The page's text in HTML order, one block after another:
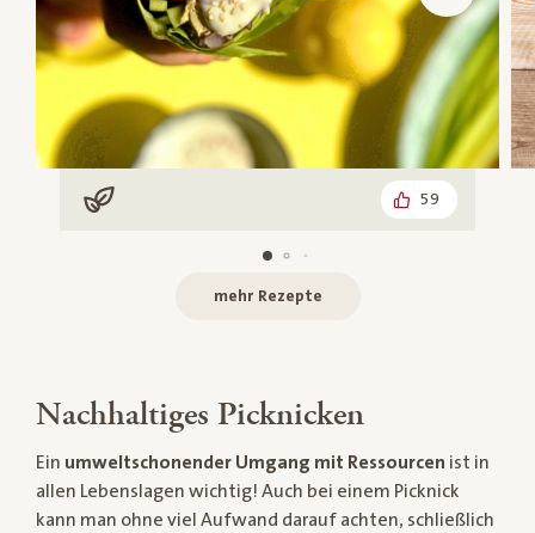
Vegan 59
mehr Rezepte
Nachhaltiges Picknicken
Ein umweltschonender Umgang mit Ressourcen ist in
allen Lebenslagen wichtig! Auch bei einem Picknick
kann man ohne viel Aufwand darauf achten, schließlich